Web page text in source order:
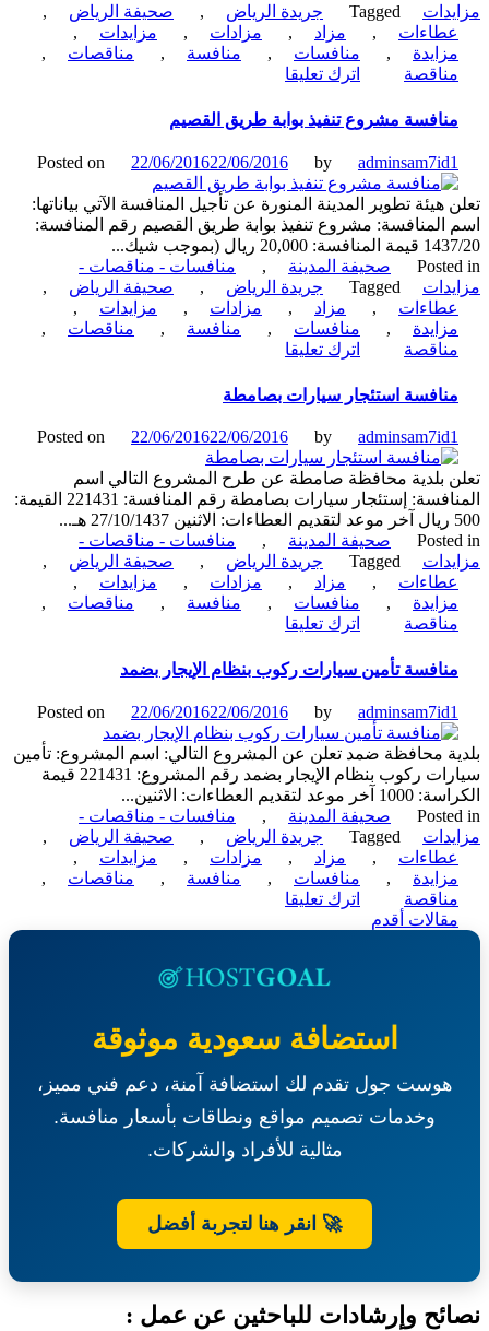
Tagged جريدة الرياض , صحيفة الرياض
,
, مزاد , مزادات , مزايدات
,
, منافسات , منافسة , مناقصات
,
اترك تعليقاon
صيانة
وتشغيل
أنفاق
السيارات
وأنفاق
المشاه
بالمنطقة
المركزية
مشروع تنفيذ بوابة طريق القصيم
Posted on 22/06/201622/06/2016 by
هيئة تطوير المدينة المنورة عن تأجيل المنافسة الآتي بياناتها:
المنافسة: مشروع تنفيذ بوابة طريق القصيم رقم المنافسة:
ريال (بموجب شيك...
صحيفة المدينة ,
منافسات - مناقصات -
Tagged جريدة الرياض , صحيفة الرياض
,
, مزاد , مزادات , مزايدات
,
, منافسات , منافسة , مناقصات
,
اترك تعليقاon
مشروع
تنفيذ
بوابة
طريق
القصيم
استئجار سيارات بصامطة
Posted on 22/06/201622/06/2016 by
بلدية محافظة صامطة عن طرح المشروع التالي اسم
المنافسة: إستئجار سيارات بصامطة رقم المنافسة: 221431 القيمة:
صحيفة المدينة ,
منافسات - مناقصات -
Tagged جريدة الرياض , صحيفة الرياض
,
, مزاد , مزادات , مزايدات
,
, منافسات , منافسة , مناقصات
,
اترك تعليقاon
استئجار
سيارات
بصامطة
تأمين سيارات ركوب بنظام الإيجار بضمد
Posted on 22/06/201622/06/2016 by
محافظة ضمد تعلن عن المشروع التالي: اسم المشروع: تأمين
سيارات ركوب بنظام الإيجار بضمد رقم المشروع: 221431 قيمة
العطاءات: الاثنين...
صحيفة المدينة ,
منافسات - مناقصات -
Tagged جريدة الرياض , صحيفة الرياض
,
, مزاد , مزادات , مزايدات
,
, منافسات , منافسة , مناقصات
,
اترك تعليقاon
ركوب
بضمد
أقدم
استضافة سعودية موثوقة
هوست جول تقدم لك استضافة آمنة، دعم فني مميز،
وخدمات تصميم مواقع ونطاقات بأسعار منافسة.
مثالية للأفراد والشركات.
🚀 انقر هنا لتجربة أفضل
وإرشادات للباحثين عن عمل :